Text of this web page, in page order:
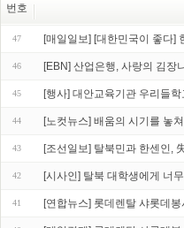
번호
47 [매일일보] [대한민국이 좋다]
46 [EBN] 산업은행, 사랑의 김장
45 [행사] 대안교육기관 우리들
44 [노컷뉴스] 배움의 시기를 놓
43 [조선일보] 탈북민과 한센인,
42 [시사인] 탈북 대학생에게 너
41 [연합뉴스] 롯데렌탈 샤롯데